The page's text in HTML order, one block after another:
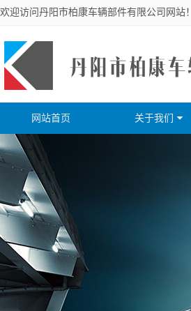
欢迎访问丹阳市柏康车辆部件有限公司网站！
网站首页 关于我们